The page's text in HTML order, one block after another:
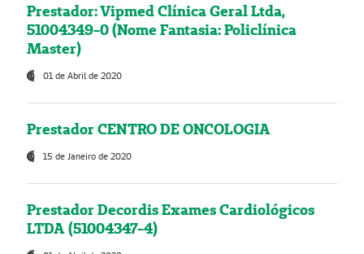
Prestador: Vipmed Clínica Geral Ltda,
51004349-0 (Nome Fantasia: Policlínica
Master)
01 de Abril de 2020
Prestador CENTRO DE ONCOLOGIA
15 de Janeiro de 2020
Prestador Decordis Exames Cardiológicos
LTDA (51004347-4)